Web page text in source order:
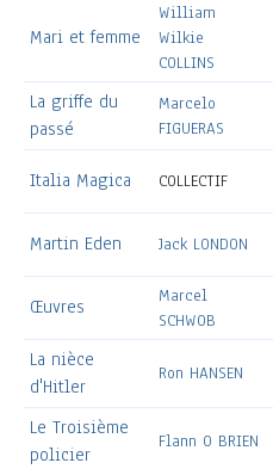
Mari et femme
William
Wilkie
COLLINS
La griffe du
passé
Marcelo
FIGUERAS
Italia Magica COLLECTIF
Martin Eden Jack LONDON
Œuvres
Marcel
SCHWOB
La nièce
d'Hitler
Ron HANSEN
Le Troisième
policier
Flann O BRIEN